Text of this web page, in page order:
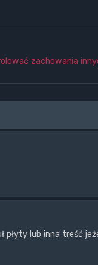
zachowania
płyty lub inna treść